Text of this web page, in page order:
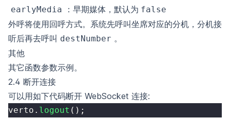
earlyMedia ：早期媒体，默认为 false
外呼将使用回呼方式。系统先呼叫坐席对应的分机，分机接
听后再去呼叫 destNumber 。
其他
其它函数参数示例。
2.4 断开连接
可以用如下代码断开 WebSocket 连接:
verto . logout ( ) ;